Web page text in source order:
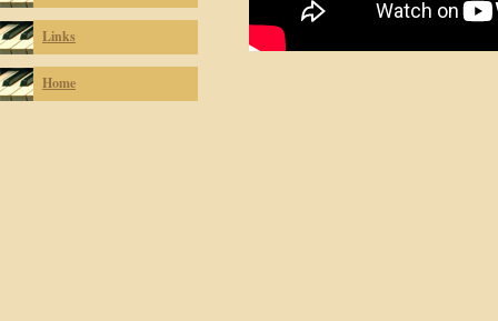
Links
Home